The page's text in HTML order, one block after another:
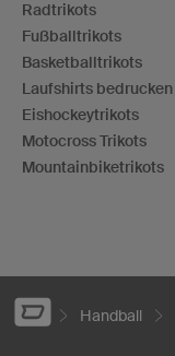
Radtrikots
Fußballtrikots
Basketballtrikots
Laufshirts bedrucken
Eishockeytrikots
Motocross Trikots
Mountainbiketrikots
Handball